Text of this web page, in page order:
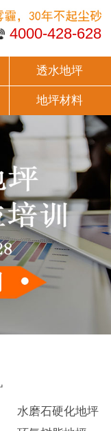
4000-428-628
透水地坪
地坪材料
水磨石硬化地坪